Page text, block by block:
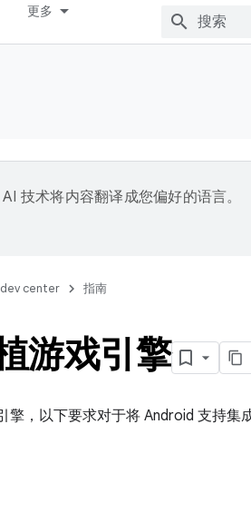
更多
技术将内容翻译成您偏好的语言。
center 指南
游戏引擎
擎，以下要求对于将 Android 支持集